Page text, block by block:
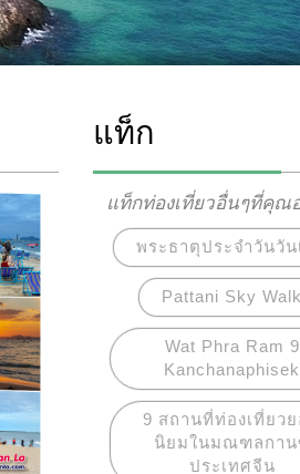
แท็ก
แท็กท่องเที่ยวอื่นๆที่คุณ
พระธาตุประจำวันวัน
Pattani Sky Walk
Wat Phra Ram 9
Kanchanaphisek
9 สถานที่ท่องเที่ยว
นิยมในมณฑลกาน
ประเทศจีน